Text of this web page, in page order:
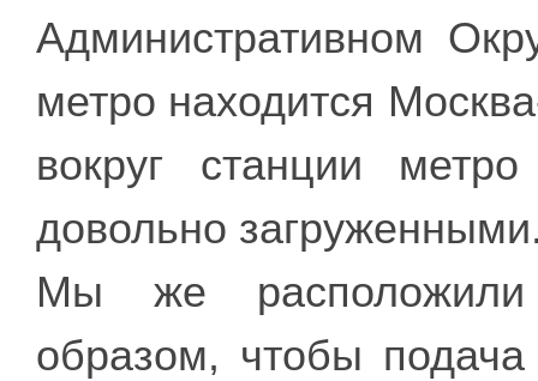
Административном
метро находится
вокруг станции
довольно
Мы же расположили
образом, чтобы